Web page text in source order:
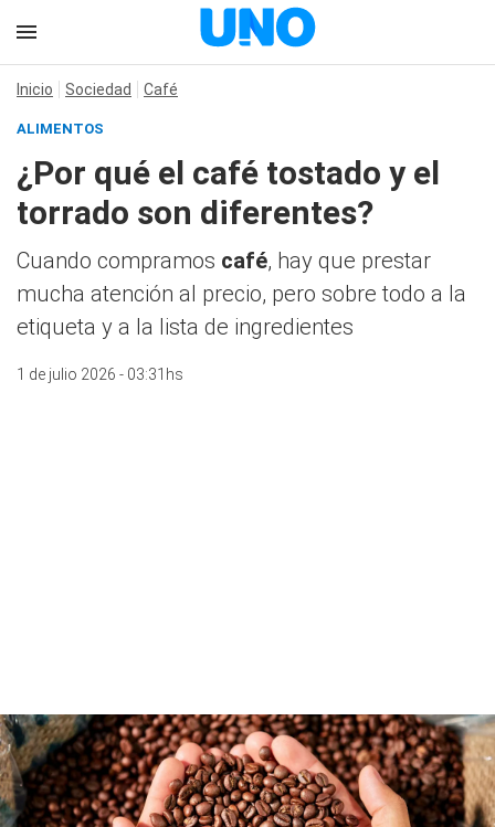
Inicio Sociedad Café
ALIMENTOS
¿Por qué el café tostado y el
torrado son diferentes?
Cuando compramos café, hay que prestar
mucha atención al precio, pero sobre todo a la
etiqueta y a la lista de ingredientes
1 de julio 2026 - 03:31hs